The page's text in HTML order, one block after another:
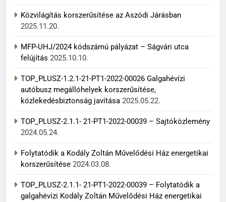
Közvilágítás korszerűsítése az Aszódi Járásban
2025.11.20.
MFP-UHJ/2024 kódszámú pályázat – Ságvári utca
felújítás 2025.10.10.
TOP_PLUSZ-1.2.1-21-PT1-2022-00026 Galgahévízi
autóbusz megállóhelyek korszerűsítése,
közlekedésbiztonság javítása 2025.05.22.
TOP_PLUSZ-2.1.1- 21-PT1-2022-00039 – Sajtóközlemény
2024.05.24.
Folytatódik a Kodály Zoltán Művelődési Ház energetikai
korszerűsítése 2024.03.08.
TOP_PLUSZ-2.1.1- 21-PT1-2022-00039 – Folytatódik a
galgahévízi Kodály Zoltán Művelődési Ház energetikai